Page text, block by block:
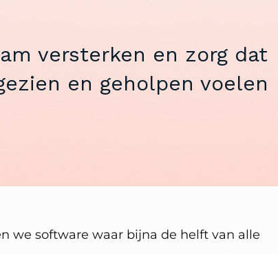
versterken en zorg dat
en geholpen voelen
we software waar bijna de helft van alle